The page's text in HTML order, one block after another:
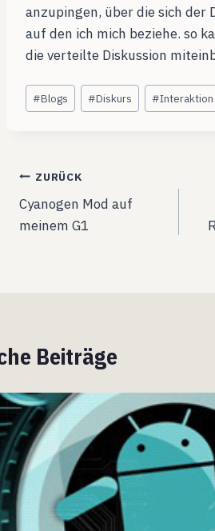
anzupingen, über die sich der
auf den ich mich beziehe. so
die verteilte Diskussion
Schlagworte:
#Blogs #Diskurs #Interaktion
Beitragsnavigation
ZURÜCK
Cyanogen Mod auf
meinem G1
Beiträge